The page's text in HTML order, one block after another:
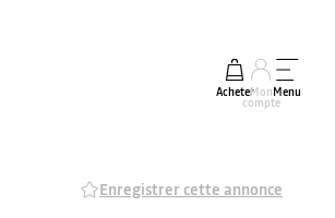
AcheterMon
compte
Menu
Enregistrer cette annonce